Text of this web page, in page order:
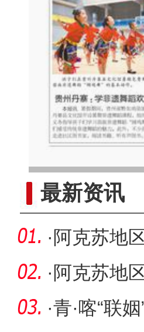
最新资讯
· 阿克苏地
· 阿克苏地
·青·喀“联